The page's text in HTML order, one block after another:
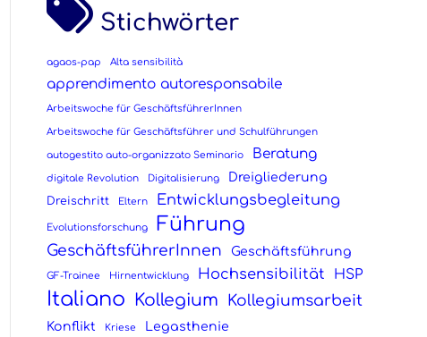
Stichwörter
agaos-pap Alta sensibilità
apprendimento autoresponsabile
Arbeitswoche für GeschäftsführerInnen
Arbeitswoche für Geschäftsführer und Schulführungen
autogestito auto-organizzato Seminario Beratung
digitale Revolution Digitalisierung Dreigliederung
Dreischritt Eltern Entwicklungsbegleitung
Evolutionsforschung Führung
GeschäftsführerInnen Geschäftsführung
GF-Trainee Hirnentwicklung Hochsensibilität HSP
Italiano Kollegium Kollegiumsarbeit
Konflikt Kriese Legasthenie